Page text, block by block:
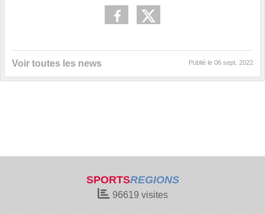
Voir toutes les news Publié le 06 sept. 2022
SPORTSREGIONS
96619 visites